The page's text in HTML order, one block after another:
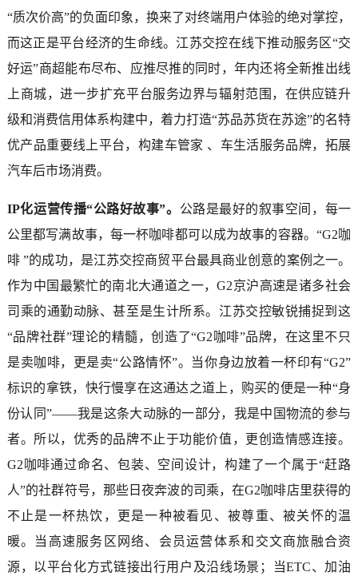
“质次价高”的负面印象，换来了对终端用户体验的绝对掌控，
而这正是平台经济的生命线。江苏交控在线下推动服务区“交
好运”商超能布尽布、应推尽推的同时，年内还将全新推出线
上商城，进一步扩充平台服务边界与辐射范围，在供应链升
级和消费信用体系构建中，着力打造“苏品苏货在苏途”的名特
优产品重要线上平台，构建车管家 、车生活服务品牌，拓展
汽车后市场消费。
IP化运营传播“公路好故事”。 公路是最好的叙事空间，每一
公里都写满故事，每一杯咖啡都可以成为故事的容器。“G2咖
啡 ”的成功，是江苏交控商贸平台最具商业创意的案例之一。
作为中国最繁忙的南北大通道之一，G2京沪高速是诸多社会
司乘的通勤动脉、甚至是生计所系。江苏交控敏锐捕捉到这
“品牌社群”理论的精髓，创造了“G2咖啡”品牌，在这里不只
是卖咖啡，更是卖“公路情怀”。当你身边放着一杯印有“G2”
标识的拿铁，快行慢享在这通达之道上，购买的便是一种“身
份认同”——我是这条大动脉的一部分，我是中国物流的参与
者。所以，优秀的品牌不止于功能价值，更创造情感连接。
G2咖啡通过命名、包装、空间设计，构建了一个属于“赶路
人”的社群符号，那些日夜奔波的司乘，在G2咖啡店里获得的
不止是一杯热饮，更是一种被看见、被尊重、被关怀的温
暖。当高速服务区网络、会员运营体系和交文商旅融合资
源，以平台化方式链接出行用户及沿线场景；当ETC、加油